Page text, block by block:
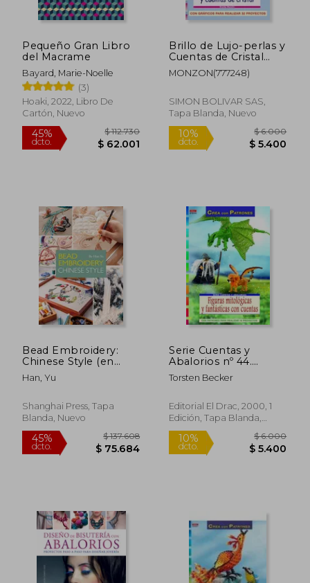
Pequeño Gran Libro
del Macrame
Bayard, Marie-Noelle
(3)
Hoaki, 2022, Libro De
Cartón, Nuevo
45%
dcto.
$ 112.730
$ 62.001
Brillo de Lujo-perlas y
Cuentas de Cristal
(07)
MONZON(777248)
SIMON BOLIVAR SAS,
Tapa Blanda, Nuevo
10%
dcto.
Bead Embroidery:
Chinese Style (en
Inglés)
Han, Yu
Shanghai Press, Tapa
Blanda, Nuevo
Serie Cuentas y
Abalorios nº 44.
Figuras Mitológicas y
Fantásticas con
Torsten Becker
Editorial El Drac, 2000, 1
Edición, Tapa Blanda,
Nuevo